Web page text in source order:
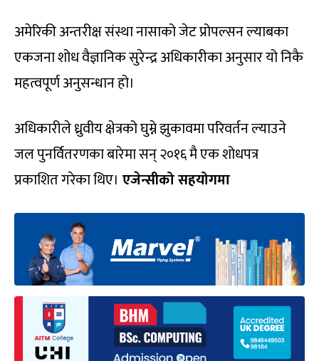
अमेरिकी अन्तरीक्ष संस्था नासाको जेट प्रोपल्सन ल्याबका
एकजना शोध वैज्ञानिक सुरेन्द्र अधिकारीका अनुसार यो निकै
महत्वपूर्ण अनुसन्धान हो।
अधिकारीले ध्रुवीय क्षेत्रको घुम्ने झुकावमा परिवर्तन ल्याउने
जल पुनर्वितरणका बारेमा सन् २०१६ मै एक शोधपत्र
प्रकाशित गरेका थिए। एजेन्सीको सहयोगमा